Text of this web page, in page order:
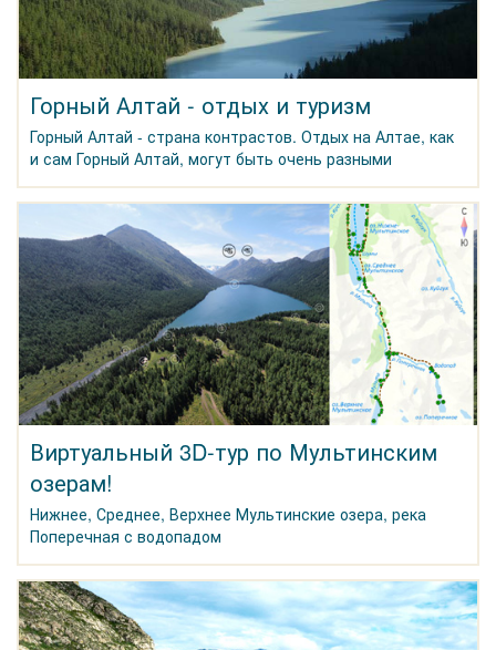
Горный Алтай - отдых и туризм
Горный Алтай - страна контрастов. Отдых на Алтае, как
и сам Горный Алтай, могут быть очень разными
Виртуальный 3D-тур по Мультинским
озерам!
Нижнее, Среднее, Верхнее Мультинские озера, река
Поперечная с водопадом